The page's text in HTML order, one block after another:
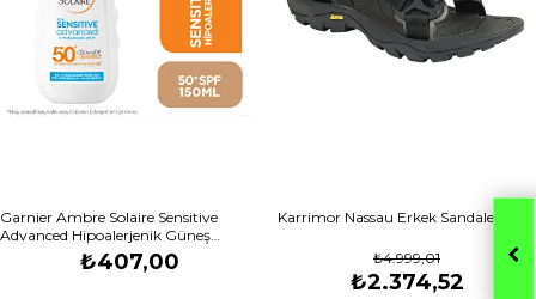
Garnier Ambre Solaire Sensitive
Advanced Hipoalerjenik Güneş
Koruyucu Sprey SPF50+ 150 ml
₺407,00
Karrimor Nassau Erkek Sandalet
₺4.999,01
₺2.374,52